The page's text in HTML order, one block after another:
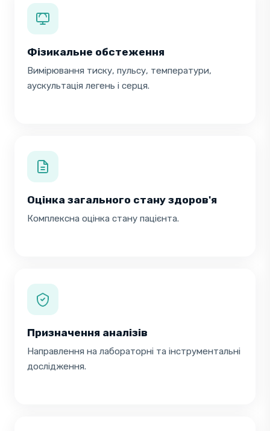
Фізикальне обстеження
Вимірювання тиску, пульсу, температури,
аускультація легень і серця.
Оцінка загального стану здоров'я
Комплексна оцінка стану пацієнта.
Призначення аналізів
Направлення на лабораторні та інструментальні
дослідження.